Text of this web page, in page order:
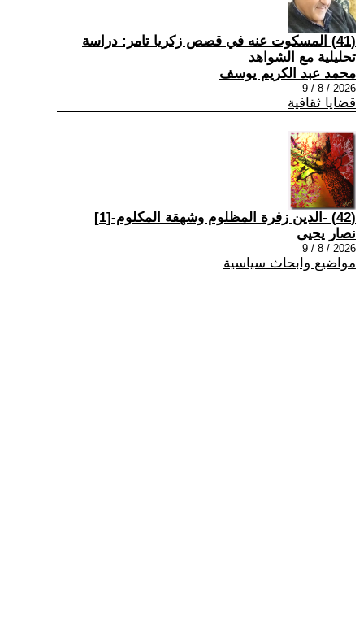
(41) المسكوت عنه في قصص زكريا تامر: دراسة
تحليلية مع الشواهد
محمد عبد الكريم يوسف
2026 / 8 / 9
قضايا ثقافية
(42) -الدين زفرة المظلوم وشهقة المكلوم-[1]
نصار يحيى
2026 / 8 / 9
مواضيع وابحاث سياسية